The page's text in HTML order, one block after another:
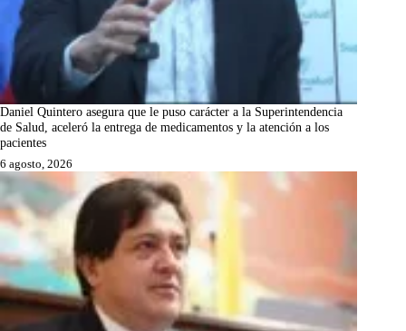
Daniel Quintero asegura que le puso carácter a la Superintendencia
de Salud, aceleró la entrega de medicamentos y la atención a los
pacientes
6 agosto, 2026